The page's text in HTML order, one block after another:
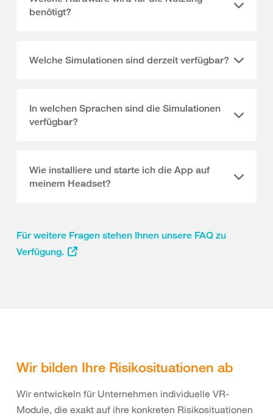
benötigt?
Welche Simulationen sind derzeit verfügbar?
In welchen Sprachen sind die Simulationen
verfügbar?
Wie installiere und starte ich die App auf
meinem Headset?
Für weitere Fragen stehen Ihnen unsere FAQ zu
Verfügung.
Wir bilden Ihre Risikosituationen ab
Wir entwickeln für Unternehmen individuelle VR-
Module, die exakt auf ihre konkreten Risikosituationen